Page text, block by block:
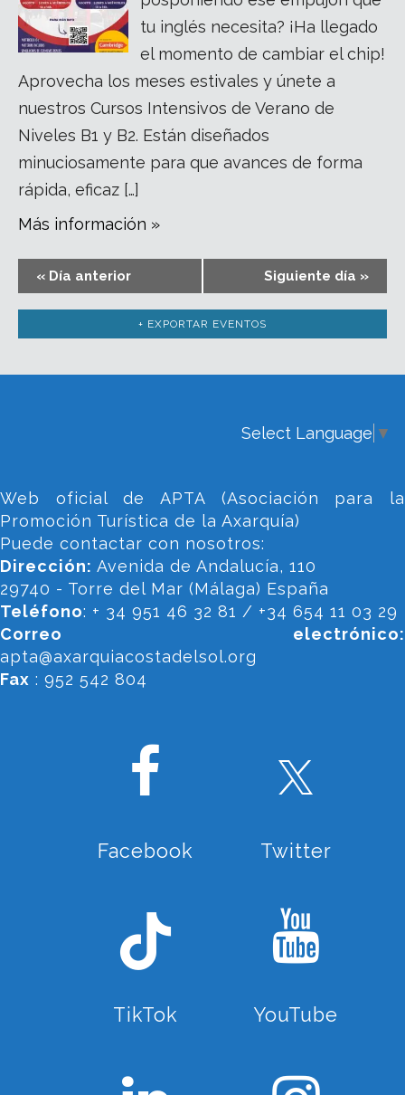
tu inglés necesita? ¡Ha llegado
el momento de cambiar el chip!
Aprovecha los meses estivales y únete a
nuestros Cursos Intensivos de Verano de
Niveles B1 y B2. Están diseñados
minuciosamente para que avances de forma
rápida, eficaz […]
Más información »
« Día anterior Siguiente día »
+ EXPORTAR EVENTOS
Select Language ▼
Web oficial de APTA (Asociación para la
Promoción Turística de la Axarquía)
Puede contactar con nosotros:
Dirección: Avenida de Andalucía, 110
29740 - Torre del Mar (Málaga) España
Teléfono: + 34 951 46 32 81 / +34 654 11 03 29
Correo electrónico:
apta@axarquiacostadelsol.org
Fax : 952 542 804
Facebook Twitter
TikTok YouTube